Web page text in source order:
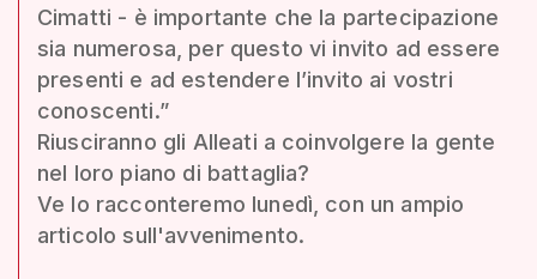
Cimatti - è importante che la partecipazione
sia numerosa, per questo vi invito ad essere
presenti e ad estendere l’invito ai vostri
conoscenti.”
Riusciranno gli Alleati a coinvolgere la gente
nel loro piano di battaglia?
Ve lo racconteremo lunedì, con un ampio
articolo sull'avvenimento.